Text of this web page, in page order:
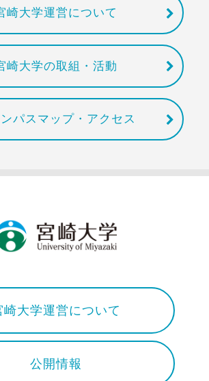
崎大学運営について
崎大学の取組・活動
パスマップ・アクセス
崎大学運営について
公開情報